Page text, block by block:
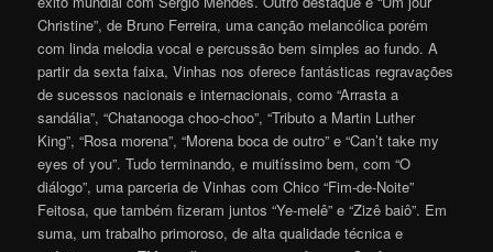
Christine”, de Bruno Ferreira, uma canção melancólica porém
com linda melodia vocal e percussão bem simples ao fundo. A
partir da sexta faixa, Vinhas nos oferece fantásticas regravações
de sucessos nacionais e internacionais, como “Arrasta a
sandália”, “Chatanooga choo-choo”, “Tributo a Martin Luther
King”, “Rosa morena”, “Morena boca de outro” e “Can’t take my
eyes of you”. Tudo terminando, e muitíssimo bem, com “O
diálogo”, uma parceria de Vinhas com Chico “Fim-de-Noite”
Feitosa, que também fizeram juntos “Ye-melê” e “Zizê baiô”. Em
suma, um trabalho primoroso, de alta qualidade técnica e